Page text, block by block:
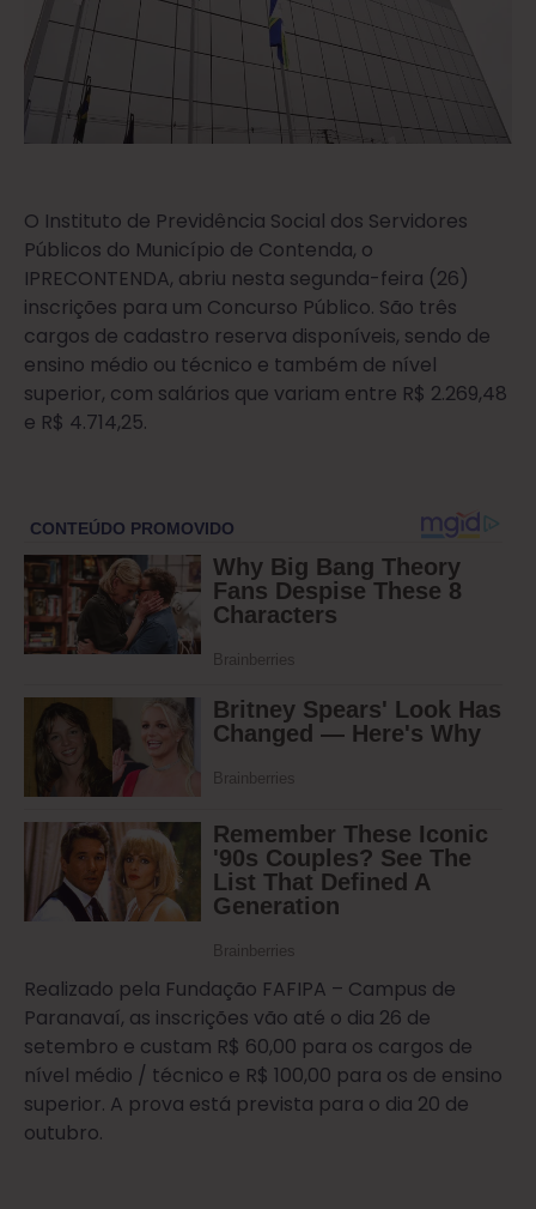
O Instituto de Previdência Social dos Servidores
Públicos do Município de Contenda, o
IPRECONTENDA, abriu nesta segunda-feira (26)
inscrições para um Concurso Público. São três
cargos de cadastro reserva disponíveis, sendo de
ensino médio ou técnico e também de nível
superior, com salários que variam entre R$ 2.269,48
e R$ 4.714,25.
Realizado pela Fundação FAFIPA – Campus de
Paranavaí, as inscrições vão até o dia 26 de
setembro e custam R$ 60,00 para os cargos de
nível médio / técnico e R$ 100,00 para os de ensino
superior. A prova está prevista para o dia 20 de
outubro.